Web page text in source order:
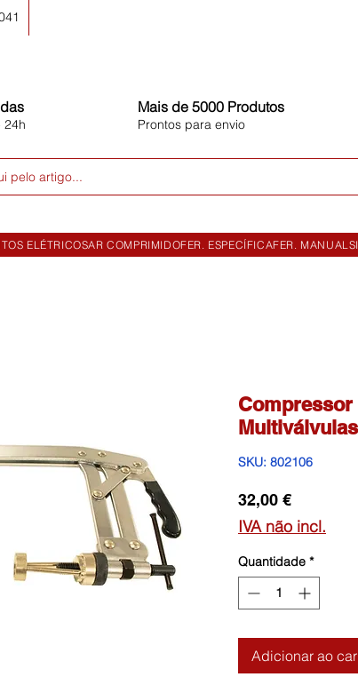
24h
Mais de 5000 Produtos
Prontos para envio
pelo artigo...
ELÉTRICOSAR COMPRIMIDOFER. ESPECÍFICAFER. MANUAL
Compressor
Multiválvulas
SKU: 802106
32,00 €Preço
IVA não incl.
Quantidade *
Adicionar ao